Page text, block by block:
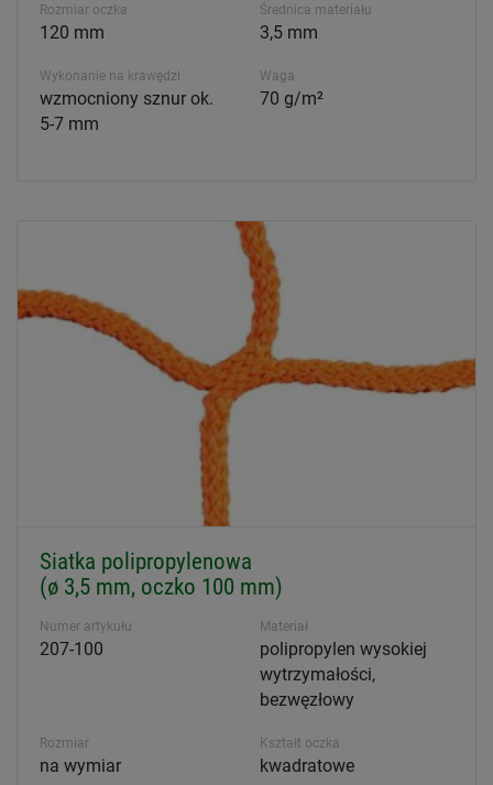
Rozmiar oczka
120 mm
Średnica materiału
3,5 mm
Wykonanie na krawędzi
wzmocniony sznur ok.
5-7 mm
Waga
70 g/m²
Siatka polipropylenowa
(ø 3,5 mm, oczko 100 mm)
Numer artykułu
207-100
Materiał
polipropylen wysokiej
wytrzymałości,
bezwęzłowy
Rozmiar
na wymiar
Kształt oczka
kwadratowe